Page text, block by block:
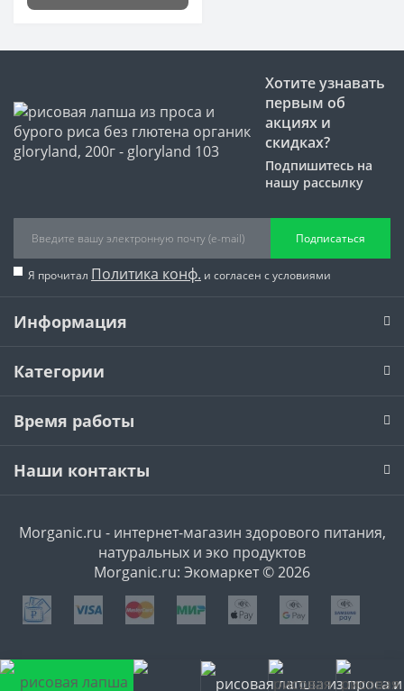
Хотите узнавать
первым об
акциях и
скидках?
Подпишитесь на
нашу рассылку
Подписаться
Я прочитал Политика конф. и согласен с условиями
Информация
Категории
Время работы
Наши контакты
Morganic.ru - интернет-магазин здорового питания,
натуральных и эко продуктов
Morganic.ru: Экомаркет © 2026